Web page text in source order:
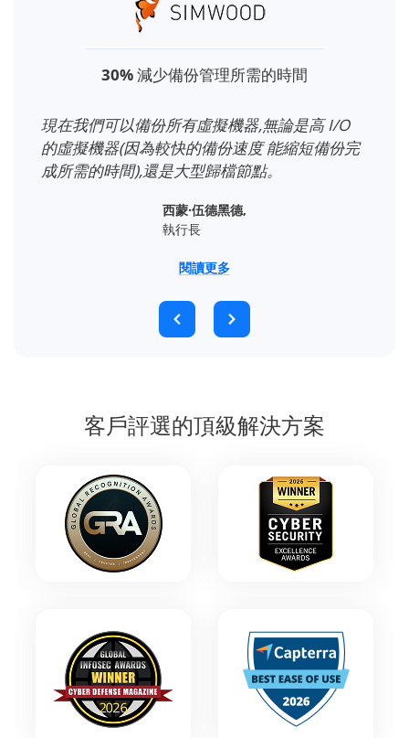
30%減少備份管理所需的時間
現在我們可以備份所有虛擬機器,無論是高 I/O
的虛擬機器(因為較快的備份速度 能縮短備份完
成所需的時間),還是大型歸檔節點。
西蒙·伍德黑德,
執行長
閱讀更多
客戶評選的頂級解決方案